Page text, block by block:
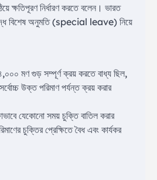
ক্ষতিপূরণ নির্ধারণ করতে বলেন। ভারত
বিশেষ অনুমতি (special leave) নিয়ে
মণ গুড় সম্পূর্ণ ক্রয় করতে বাধ্য ছিল,
উক্ত পরিমাণ পর্যন্ত ক্রয় করার
যেকোনো সময় চুক্তি বাতিল করার
চুক্তির প্রেক্ষিতে বৈধ এবং কার্যকর